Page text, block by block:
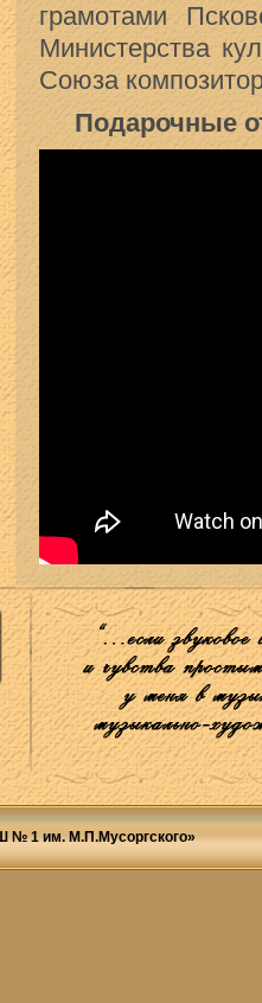
грамотами
Министерства
Союза
Подарочные
1 им. М.П.Мусоргского»